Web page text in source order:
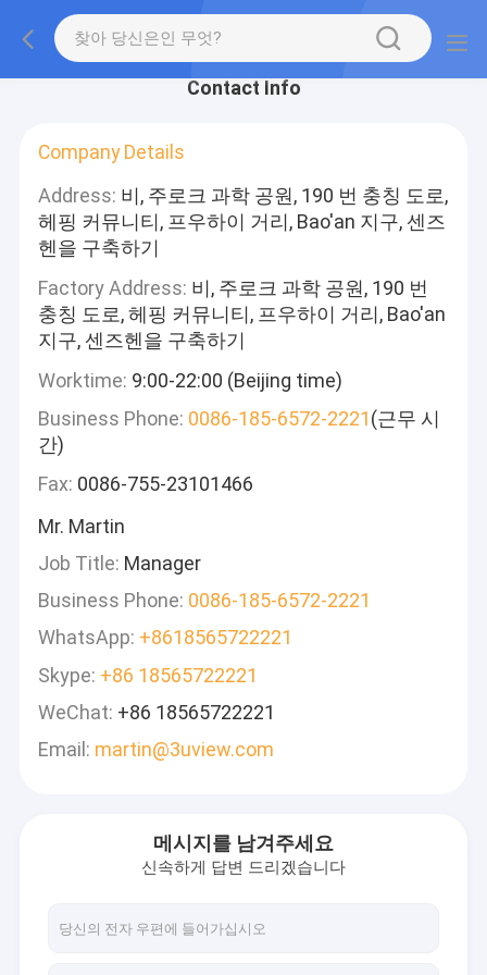
Contact Info
Company Details
Address: 비, 주로크 과학 공원, 190 번 충칭 도로,
헤핑 커뮤니티, 프우하이 거리, Bao'an 지구, 센즈
헨을 구축하기
Factory Address: 비, 주로크 과학 공원, 190 번
충칭 도로, 헤핑 커뮤니티, 프우하이 거리, Bao'an
지구, 센즈헨을 구축하기
Worktime: 9:00-22:00 (Beijing time)
Business Phone: 0086-185-6572-2221(근무 시
간)
Fax: 0086-755-23101466
Mr. Martin
Job Title: Manager
Business Phone: 0086-185-6572-2221
WhatsApp: +8618565722221
Skype: +86 18565722221
WeChat: +86 18565722221
Email: martin@3uview.com
메시지를 남겨주세요
신속하게 답변 드리겠습니다